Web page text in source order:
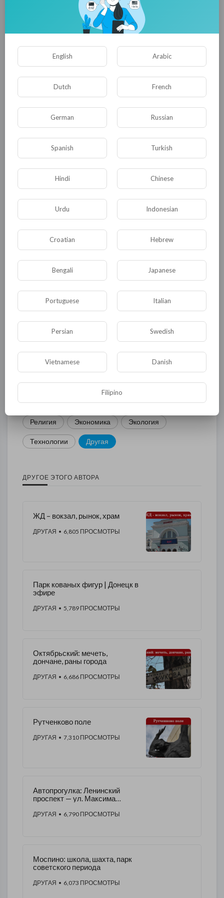
• 0 Комментарии
Комментариев нет
КАТЕГОРИИ
Общая Политика
Общество Происшествия События
Спорт Комедия Развлечение
Новости и политика Культура
Флора и фауна ЖКХ История
Медицина Юмор Наука и образование
Религия Экономика Экология
Технологии Другая
ДРУГОЕ ЭТОГО АВТОРА
ЖД – вокзал, рынок, храм
ДРУГАЯ • 6,805 ПРОСМОТРЫ
Парк кованых фигур | Донецк в
эфире
ДРУГАЯ • 5,789 ПРОСМОТРЫ
Октябрьский: мечеть,
дончане, раны города
ДРУГАЯ • 6,686 ПРОСМОТРЫ
Рутченково поле
ДРУГАЯ • 7,310 ПРОСМОТРЫ
Автопрогулка: Ленинский
проспект — ул. Максима
ДРУГАЯ • 6,790 ПРОСМОТРЫ
Моспино: школа, шахта, парк
советского периода
ДРУГАЯ • 6,073 ПРОСМОТРЫ
English Arabic
Dutch French
German Russian
Spanish Turkish
Hindi Chinese
Urdu Indonesian
Croatian Hebrew
Bengali Japanese
Portuguese Italian
Persian Swedish
Vietnamese Danish
Filipino